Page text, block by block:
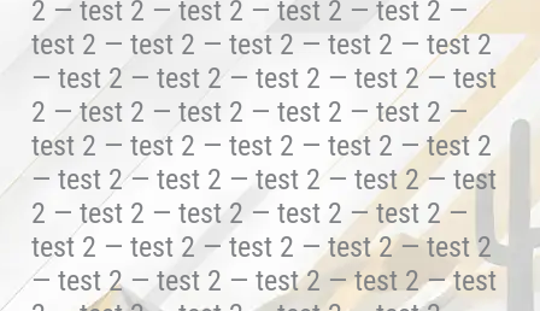
2 — test 2 — test 2 — test 2 — test 2 —
test 2 — test 2 — test 2 — test 2 — test 2
— test 2 — test 2 — test 2 — test 2 — test
2 — test 2 — test 2 — test 2 — test 2 —
test 2 — test 2 — test 2 — test 2 — test 2
— test 2 — test 2 — test 2 — test 2 — test
2 — test 2 — test 2 — test 2 — test 2 —
test 2 — test 2 — test 2 — test 2 — test 2
— test 2 — test 2 — test 2 — test 2 — test